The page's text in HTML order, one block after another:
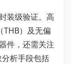
装级验证。高
THB）及无偏
件，还需关注
析手段包括